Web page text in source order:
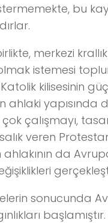
bu
merkezi
istemesi
kilisesinin
ahlaki yapısında
çalışmayı,
veren
da
sonucunda